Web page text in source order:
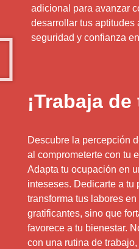
adicional para avanzar
desarrollar tus aptitudes
seguridad y confianza
¡Trabaja
Descubre la percepción
al comprometerte con tu
Adapta tu ocupación en
inteseses. Dedicarte a tu
transforma tus labores
gratificantes, sino que
favorece a tu bienestar.
con una rutina de